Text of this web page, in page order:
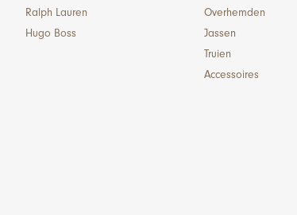
Ralph Lauren
Hugo Boss
Overhemden
Jassen
Truien
Accessoires